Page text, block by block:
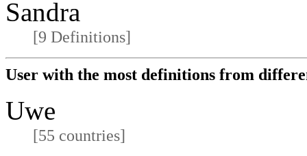
Sandra
[9 Definitions]
User with the most definitions from
Uwe
[55 countries]